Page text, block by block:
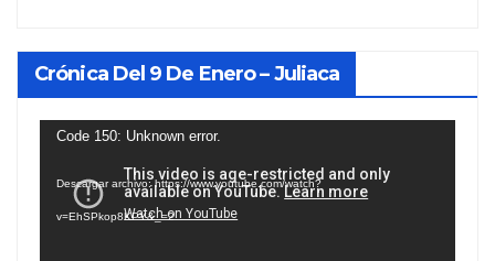
Crónica Del 9 De Enero – Juliaca
Reproductor
vídeo
Code 150: Unknown error.
Descargar archivo: https://www.youtube.com/watch?
v=EhSPkop8KPY&_=2